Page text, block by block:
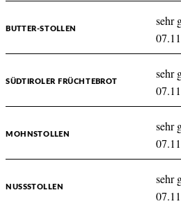
BUTTER-STOLLEN
sehr
SÜDTIROLER FRÜCHTEBROT
sehr
MOHNSTOLLEN
sehr
NUSSSTOLLEN
sehr